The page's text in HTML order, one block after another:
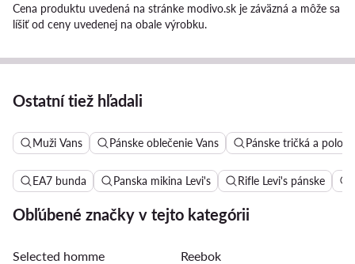
Cena produktu uvedená na stránke modivo.sk je záväzná a môže sa
líšiť od ceny uvedenej na obale výrobku.
Ostatní tiež hľadali
Muži Vans Pánske oblečenie Vans Pánske tričká a
EA7 bunda Panska mikina Levi's Rifle Levi's pánske
Obľúbené značky v tejto kategórii
Selected homme Reebok